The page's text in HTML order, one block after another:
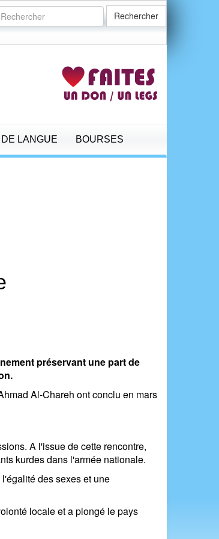
Rechercher
LANGUE BOURSES
préservant une part de
Al-Chareh ont conclu en mars
A l'issue de cette rencontre,
kurdes dans l'armée nationale.
des sexes et une
locale et a plongé le pays